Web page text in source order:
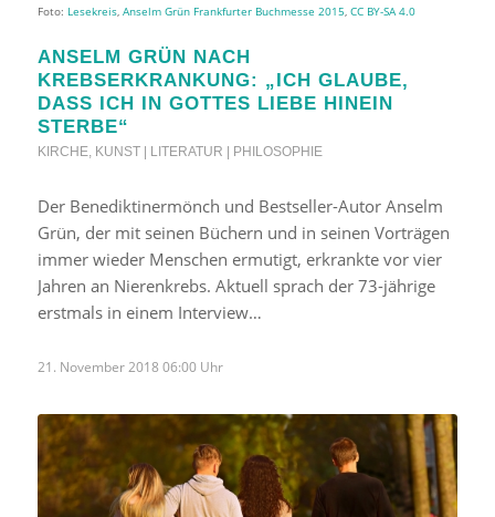
Foto: Lesekreis, Anselm Grün Frankfurter Buchmesse 2015, CC BY-SA 4.0
ANSELM GRÜN NACH
KREBSERKRANKUNG: „ICH GLAUBE,
DASS ICH IN GOTTES LIEBE HINEIN
STERBE“
KIRCHE, KUNST | LITERATUR | PHILOSOPHIE
Der Benediktinermönch und Bestseller-Autor Anselm
Grün, der mit seinen Büchern und in seinen Vorträgen
immer wieder Menschen ermutigt, erkrankte vor vier
Jahren an Nierenkrebs. Aktuell sprach der 73-jährige
erstmals in einem Interview…
21. November 2018 06:00 Uhr